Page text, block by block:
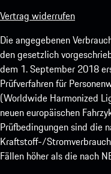
Vertrag widerrufen
Die angegebenen
den gesetzlich
dem 1. September 2018
Prüfverfahren für
(Worldwide Harmonized
neuen europäischen
Prüfbedingungen sind die
Kraftstoff-/
Fällen höher als die nach